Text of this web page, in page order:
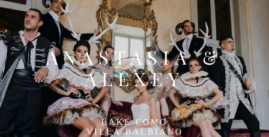
ANASTASIA &
ALEXEY
LAKE COMO
VILLA BALBIANO